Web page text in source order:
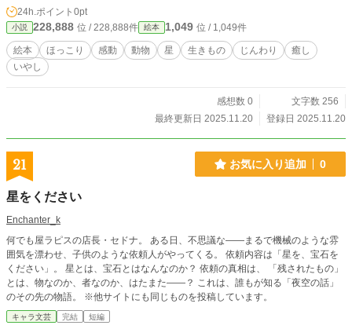
ぜひご覧くださいませ。
24h.ポイント 0pt
小説 228,888 位 / 228,888件 絵本 1,049 位 / 1,049件
絵本 ほっこり 感動 動物 星 生きもの じんわり
癒し
いやし
感想数 0
文字数 256
最終更新日 2025.11.20
登録日 2025.11.20
21 お気に入り追加 0
星をください
Enchanter_k
何でも屋ラピスの店長・セドナ。 ある日、不思議な——まるで機械のような雰
囲気を漂わせ、子供のような依頼人がやってくる。 依頼内容は「星を、宝石を
ください」。 星とは、宝石とはなんなのか？ 依頼の真相は、 「残されたもの」
とは、物なのか、者なのか、はたまた——？ これは、誰もが知る「夜空の話」
のその先の物語。 ※他サイトにも同じものを投稿しています。
キャラ文芸 完結 短編